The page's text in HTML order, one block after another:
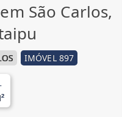
São Carlos,
IMÓVEL 897